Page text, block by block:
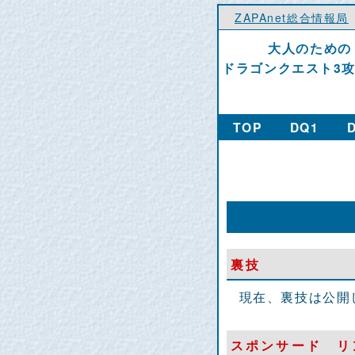
ZAPAnet総合情報局
大人のための
ドラゴンクエスト3
TOP DQ1
裏技
現在、裏技は公
スポンサード リ